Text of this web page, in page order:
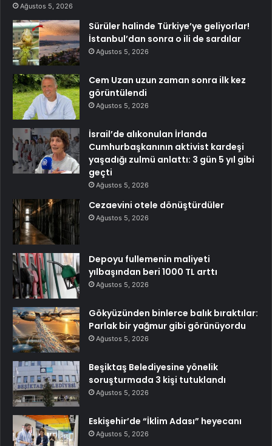
Ağustos 5, 2026
Sürüler halinde Türkiye’ye geliyorlar!
İstanbul’dan sonra o ili de sardılar
Ağustos 5, 2026
Cem Uzan uzun zaman sonra ilk kez
görüntülendi
Ağustos 5, 2026
İsrail’de alıkonulan İrlanda
Cumhurbaşkanının aktivist kardeşi
yaşadığı zulmü anlattı: 3 gün 5 yıl gibi
geçti
Ağustos 5, 2026
Cezaevini otele dönüştürdüler
Ağustos 5, 2026
Depoyu fullemenin maliyeti
yılbaşından beri 1000 TL arttı
Ağustos 5, 2026
Gökyüzünden binlerce balık bıraktılar:
Parlak bir yağmur gibi görünüyordu
Ağustos 5, 2026
Beşiktaş Belediyesine yönelik
soruşturmada 3 kişi tutuklandı
Ağustos 5, 2026
Eskişehir’de “İklim Adası” heyecanı
Ağustos 5, 2026